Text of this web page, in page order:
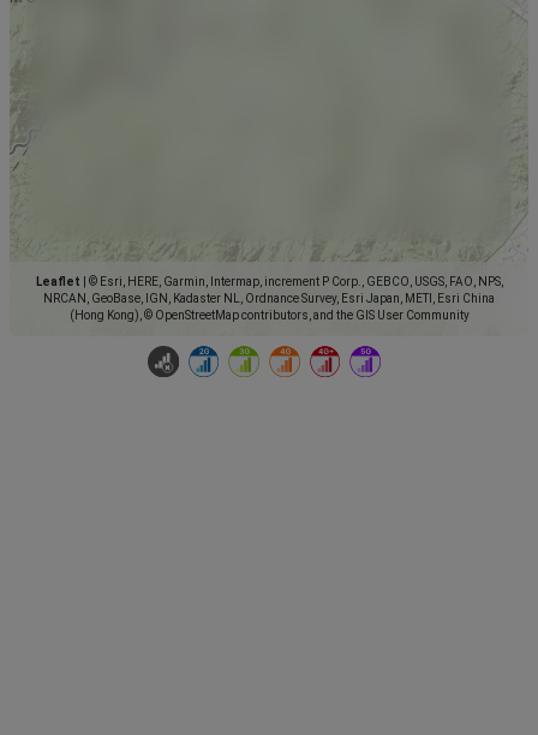
Leaflet
© Esri, HERE, Garmin, Intermap, increment P Corp., GEBCO, USGS, FAO, NPS,
NRCAN, GeoBase, IGN, Kadaster NL, Ordnance Survey, Esri Japan, METI, Esri China
(Hong Kong), © OpenStreetMap contributors, and the GIS User Community